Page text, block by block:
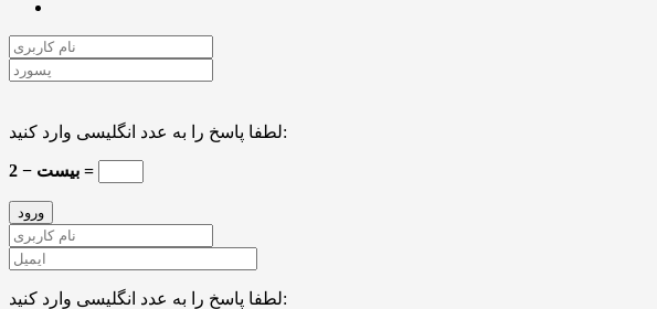
لطفا پاسخ را به عدد انگلیسی وارد کنید:
بیست − 2 =
لطفا پاسخ را به عدد انگلیسی وارد کنید: